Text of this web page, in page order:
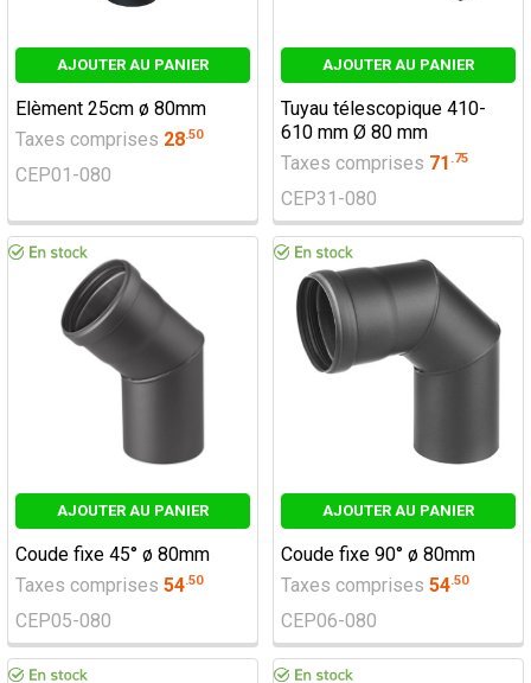
AJOUTER AU PANIER
Elèment 25cm ø 80mm
Taxes comprises 28.50
CEP01-080
AJOUTER AU PANIER
Tuyau télescopique 410-
610 mm Ø 80 mm
Taxes comprises 71 .75
CEP31-080
AJOUTER AU PANIER
Coude fixe 45° ø 80mm
Taxes comprises 54.50
CEP05-080
AJOUTER AU PANIER
Coude fixe 90° ø 80mm
Taxes comprises 54.50
CEP06-080